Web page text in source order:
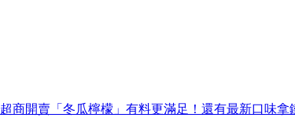
超商開賣「冬瓜檸檬」有料更滿足！還有最新口味拿